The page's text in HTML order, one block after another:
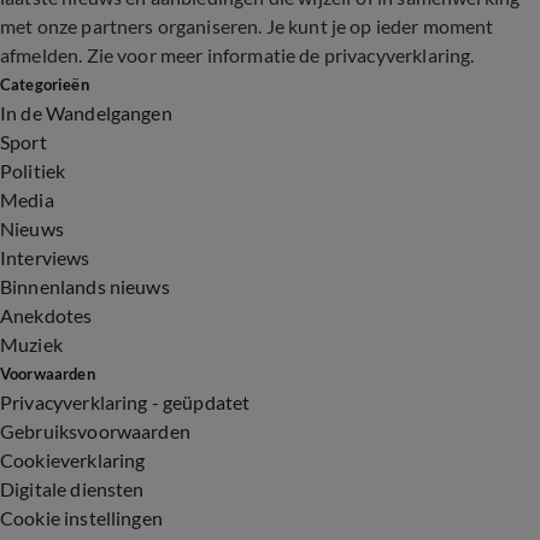
met onze partners organiseren. Je kunt je op ieder moment
afmelden. Zie voor meer informatie de privacyverklaring.
Categorieën
In de Wandelgangen
Sport
Politiek
Media
Nieuws
Interviews
Binnenlands nieuws
Anekdotes
Muziek
Voorwaarden
Privacyverklaring - geüpdatet
Gebruiksvoorwaarden
Cookieverklaring
Digitale diensten
Cookie instellingen